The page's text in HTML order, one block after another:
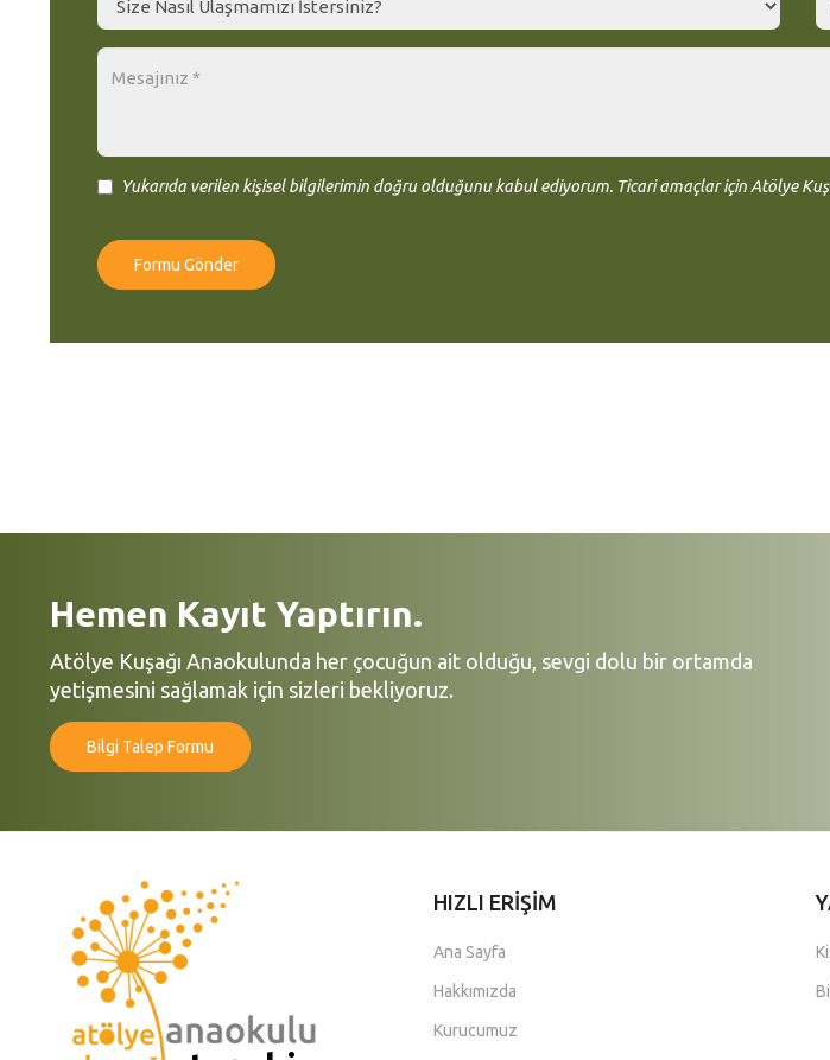
Yukarıda verilen kişisel bilgilerimin doğru olduğunu kabul ediyorum. Ticari amaçlar için Atölye
Hemen Kayıt Yaptırın.
Atölye Kuşağı Anaokulunda her çocuğun ait olduğu, sevgi dolu bir ortamda
yetişmesini sağlamak için sizleri bekliyoruz.
Bilgi Talep Formu
HIZLI ERİŞİM
Ana Sayfa
Hakkımızda
Kurucumuz